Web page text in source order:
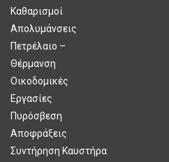
Καθαρισμοί
Απολυμάνσεις
Πετρέλαιο –
Θέρμανση
Οικοδομικές
Εργασίες
Πυρόσβεση
Αποφράξεις
Συντήρηση Καυστήρα